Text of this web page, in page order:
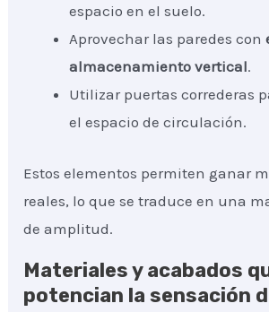
espacio en el suelo.
Aprovechar las paredes con
almacenamiento vertical.
Utilizar puertas correderas
el espacio de circulación.
Estos elementos permiten ganar
reales, lo que se traduce en una
de amplitud.
Materiales y acabados
potencian la sensación